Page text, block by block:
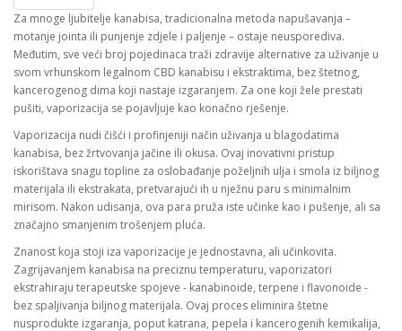
Za mnoge ljubitelje kanabisa, tradicionalna metoda napušavanja –
motanje jointa ili punjenje zdjele i paljenje – ostaje neusporediva.
Međutim, sve veći broj pojedinaca traži zdravije alternative za uživanje u
svom vrhunskom legalnom CBD kanabisu i ekstraktima, bez štetnog,
kancerogenog dima koji nastaje izgaranjem. Za one koji žele prestati
pušiti, vaporizacija se pojavljuje kao konačno rješenje.
Vaporizacija nudi čišći i profinjeniji način uživanja u blagodatima
kanabisa, bez žrtvovanja jačine ili okusa. Ovaj inovativni pristup
iskorištava snagu topline za oslobađanje poželjnih ulja i smola iz biljnog
materijala ili ekstrakata, pretvarajući ih u nježnu paru s minimalnim
mirisom. Nakon udisanja, ova para pruža iste učinke kao i pušenje, ali sa
značajno smanjenim trošenjem pluća.
Znanost koja stoji iza vaporizacije je jednostavna, ali učinkovita.
Zagrijavanjem kanabisa na preciznu temperaturu, vaporizatori
ekstrahiraju terapeutske spojeve - kanabinoide, terpene i flavonoide -
bez spaljivanja biljnog materijala. Ovaj proces eliminira štetne
nusprodukte izgaranja, poput katrana, pepela i kancerogenih kemikalija,